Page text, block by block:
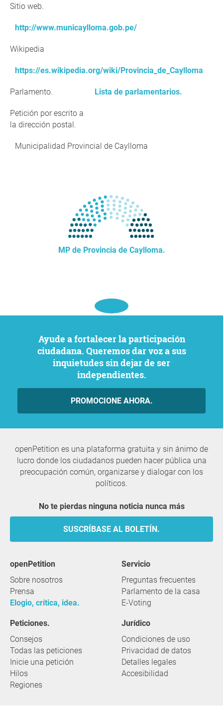
Sitio web.
http://www.municaylloma.gob.pe/
Wikipedia
https://es.wikipedia.org/wiki/Provincia_de_Caylloma
Parlamento. Lista de parlamentarios.
Petición por escrito a
la dirección postal.
Municipalidad Provincial de Caylloma
MP de Provincia de Caylloma.
Ayude a fortalecer la participación
ciudadana. Queremos dar voz a sus
inquietudes sin dejar de ser
independientes.
PROMOCIONE AHORA.
openPetition es una plataforma gratuita y sin ánimo de
lucro donde los ciudadanos pueden hacer pública una
preocupación común, organizarse y dialogar con los
políticos.
No te pierdas ninguna noticia nunca más
SUSCRÍBASE AL BOLETÍN.
openPetition
Sobre nosotros
Prensa
Elogio, crítica, idea.
servicio
Preguntas frecuentes
Parlamento de la casa
E-Voting
Peticiones.
Consejos
Todas las peticiones
Inicie una petición
Hilos
Regiones
Jurídico
Condiciones de uso
Privacidad de datos
Detalles legales
Accesibilidad